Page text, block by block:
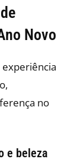
Novo
no
e beleza